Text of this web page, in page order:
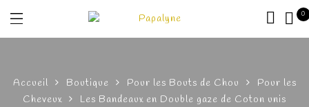
0
Accueil Boutique Pour les Bouts de Chou
Pour les
Cheveux
Les Bandeaux en Double gaze de Coton unis